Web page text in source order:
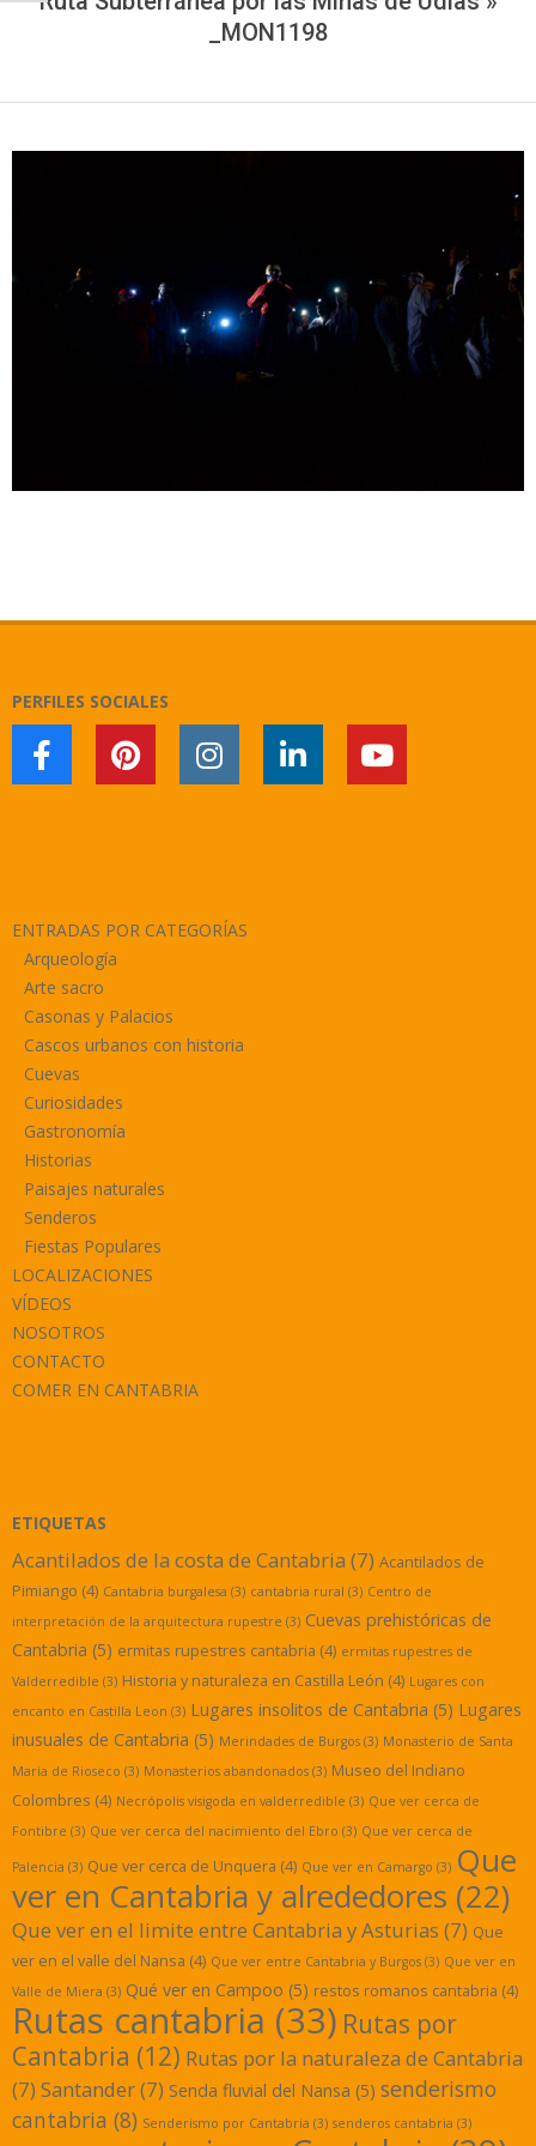
_MON1198
PERFILES SOCIALES
ENTRADAS POR CATEGORÍAS
Arqueología
Arte sacro
Casonas y Palacios
Cascos urbanos con historia
Cuevas
Curiosidades
Gastronomía
Historias
Paisajes naturales
Senderos
Fiestas Populares
LOCALIZACIONES
VÍDEOS
NOSOTROS
CONTACTO
COMER EN CANTABRIA
ETIQUETAS
Acantilados de la costa de Cantabria (7) Acantilados de
Pimiango (4) Cantabria burgalesa (3) cantabria rural (3) Centro de
interpretación de la arquitectura rupestre (3) Cuevas prehistóricas de
Cantabria (5) ermitas rupestres cantabria (4) ermitas rupestres de
Valderredible (3) Historia y naturaleza en Castilla León (4) Lugares con
encanto en Castilla Leon (3) Lugares insolitos de Cantabria (5) Lugares
inusuales de Cantabria (5) Merindades de Burgos (3) Monasterio de Santa
Maria de Rioseco (3) Monasterios abandonados (3) Museo del Indiano
Colombres (4) Necrópolis visigoda en valderredible (3) Que ver cerca de
Fontibre (3) Que ver cerca del nacimiento del Ebro (3) Que ver cerca de
Palencia (3) Que ver cerca de Unquera (4) Que ver en Camargo (3) Que
ver en Cantabria y alrededores (22)
Que ver en el limite entre Cantabria y Asturias (7) Que
ver en el valle del Nansa (4) Que ver entre Cantabria y Burgos (3) Que ver en
Valle de Miera (3) Qué ver en Campoo (5) restos romanos cantabria (4)
Rutas cantabria (33) Rutas por
Cantabria (12) Rutas por la naturaleza de Cantabria
(7) Santander(7) Senda fluvial del Nansa (5) senderismo
cantabria (8) Senderismo por Cantabria (3) senderos cantabria (3)